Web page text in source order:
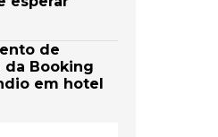
de
da Booking
em hotel